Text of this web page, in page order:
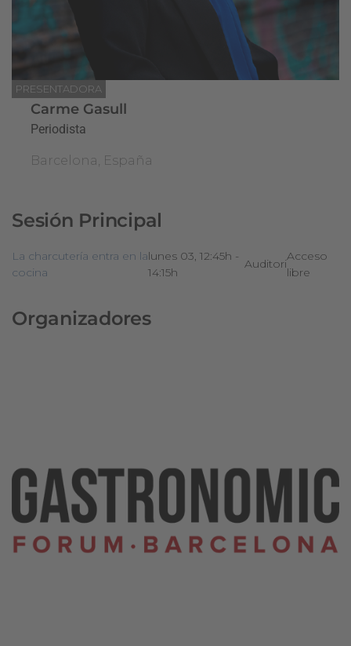
PRESENTADORA
Carme Gasull
Periodista
Barcelona, España
Sesión Principal
La charcutería entra en la
cocina
lunes 03, 12:45h -
14:15h
Auditori
Acceso
libre
Organizadores